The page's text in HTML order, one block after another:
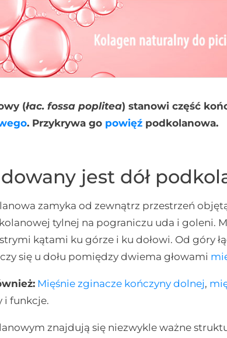
(łac. fossa poplitea) stanowi część
. Przykrywa go powięź podkolanowa.
jest dół
zamyka od zewnątrz przestrzeń
tylnej na pograniczu uda i goleni.
kątami ku górze i ku dołowi. Od góry
się u dołu pomiędzy dwiema głowami
Mięśnie zginacze kończyny dolnej,
i funkcje.
znajdują się niezwykle ważne